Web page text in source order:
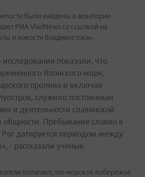
были найдены в акватории
РИА VladNews со ссылкой на
и новости Владивостока».
показали, что
Японского моря,
пролива и включая
служило постоянным
и деятельности славянской
общности. Пребывание славян в
Рог датируется периодом между
- рассказали ученые.
полагают, что морское побережье